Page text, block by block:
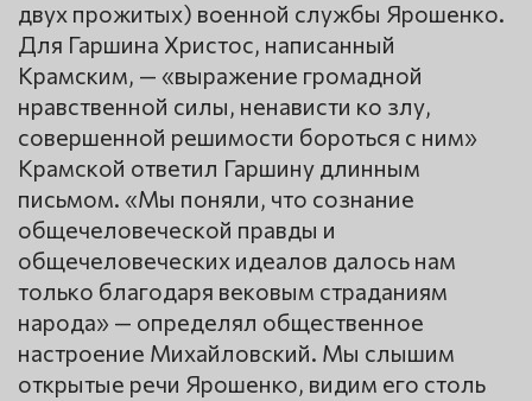
двух прожитых) военной службы Ярошенко.
Для Гаршина Христос, написанный
Крамским, — «выражение громадной
нравственной силы, ненависти ко злу,
совершенной решимости бороться с ним»
Крамской ответил Гаршину длинным
письмом. «Мы поняли, что сознание
общечеловеческой правды и
общечеловеческих идеалов далось нам
только благодаря вековым страданиям
народа» — определял общественное
настроение Михайловский. Мы слышим
открытые речи Ярошенко, видим его столь